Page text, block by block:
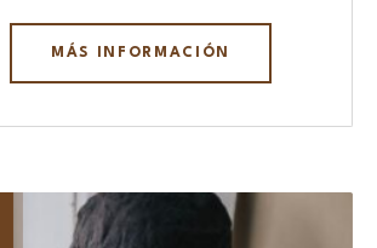
MÁS INFORMACIÓN